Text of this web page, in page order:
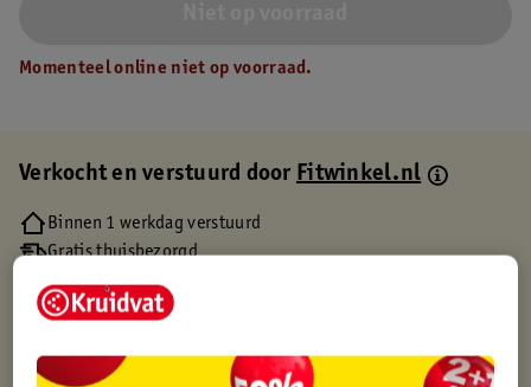
Momenteel online niet op voorraad.
Verkocht en verstuurd doorFitwinkel.nl
Binnen 1 werkdag verstuurd
Gratis thuisbezorgd
Gratis retourneren via verkooppartner.
Gratis punten met je Kruidvat kaart